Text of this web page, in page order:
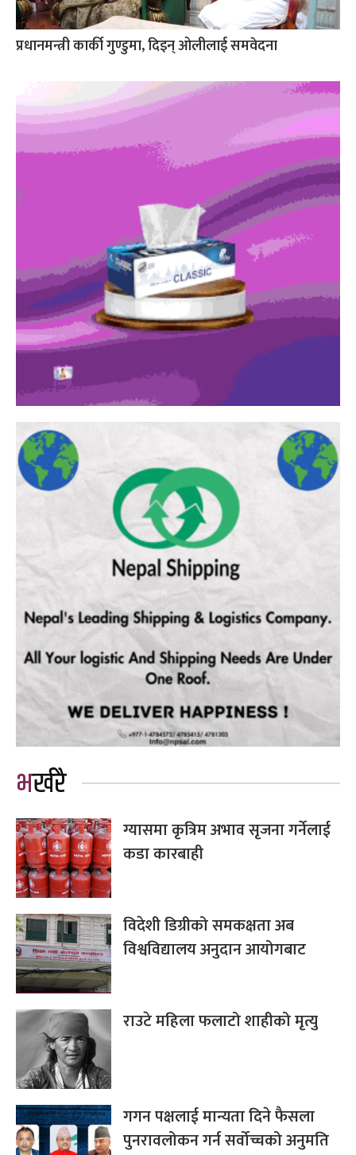
प्रधानमन्त्री कार्की गुण्डुमा, दिइन् ओलीलाई समवेदना
भर्खरै
ग्यासमा कृत्रिम अभाव सृजना गर्नेलाई
कडा कारबाही
विदेशी डिग्रीको समकक्षता अब
विश्वविद्यालय अनुदान आयोगबाट
राउटे महिला फलाटो शाहीको मृत्यु
गगन पक्षलाई मान्यता दिने फैसला
पुनरावलोकन गर्न सर्वोच्चको अनुमति